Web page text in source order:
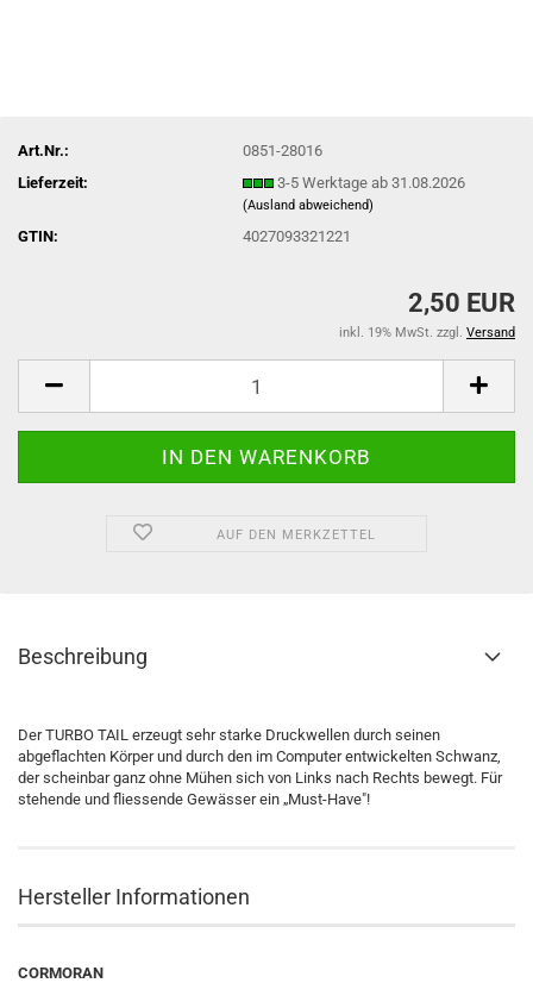
Art.Nr.:
0851-28016
Lieferzeit:
3-5 Werktage ab 31.08.2026
(Ausland abweichend)
GTIN: 4027093321221
2,50 EUR
inkl. 19% MwSt. zzgl. Versand
AUF DEN MERKZETTEL
Beschreibung
Der TURBO TAIL erzeugt sehr starke Druckwellen durch seinen
abgeflachten Körper und durch den im Computer entwickelten Schwanz,
der scheinbar ganz ohne Mühen sich von Links nach Rechts bewegt. Für
stehende und fliessende Gewässer ein „Must-Have"!
Hersteller Informationen
CORMORAN